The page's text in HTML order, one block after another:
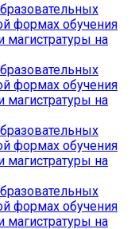
формах обучения
магистратуры на
формах обучения
магистратуры на
формах обучения
магистратуры на
формах обучения
магистратуры на